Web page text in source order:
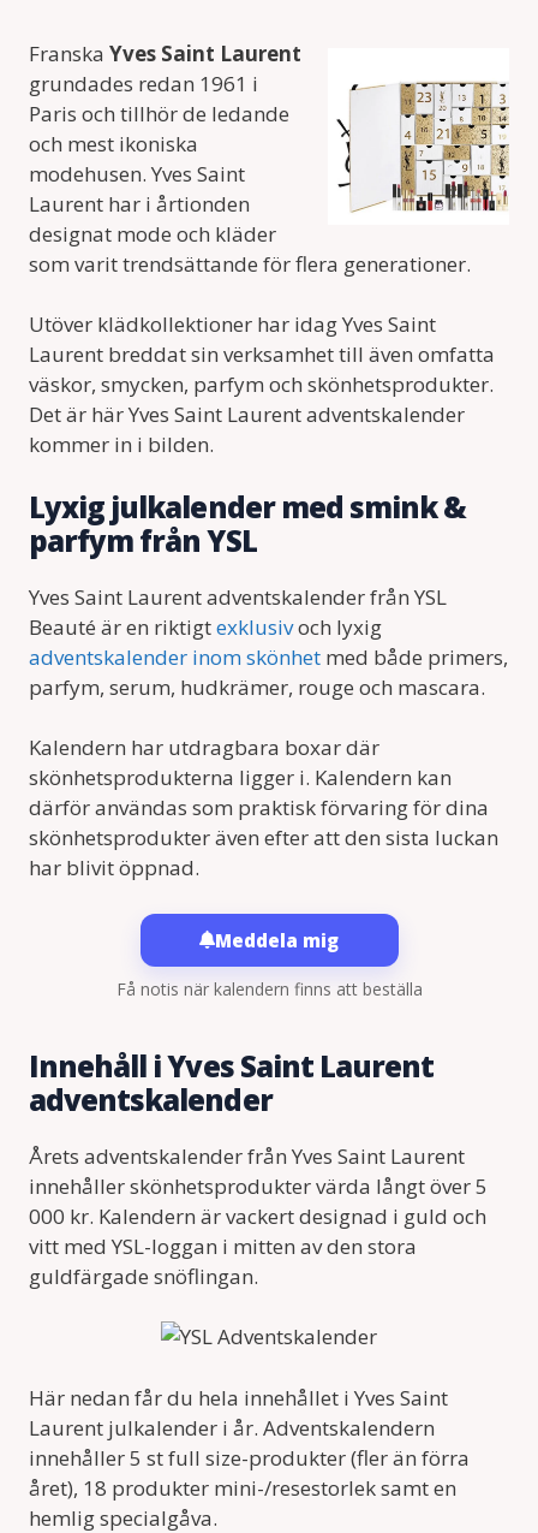
Franska Yves Saint Laurent
grundades redan 1961 i
Paris och tillhör de ledande
och mest ikoniska
modehusen. Yves Saint
Laurent har i årtionden
designat mode och kläder
som varit trendsättande för flera generationer.
Utöver klädkollektioner har idag Yves Saint
Laurent breddat sin verksamhet till även omfatta
väskor, smycken, parfym och skönhetsprodukter.
Det är här Yves Saint Laurent adventskalender
kommer in i bilden.
Lyxig julkalender med smink &
parfym från YSL
Yves Saint Laurent adventskalender från YSL
Beauté är en riktigtexklusivoch lyxig
adventskalender inom skönhet med både primers,
parfym, serum, hudkrämer, rouge och mascara.
Kalendern har utdragbara boxar där
skönhetsprodukterna ligger i. Kalendern kan
därför användas som praktisk förvaring för dina
skönhetsprodukter även efter att den sista luckan
har blivit öppnad.
Meddela mig
Få notis när kalendern finns att beställa
Innehåll i Yves Saint Laurent
adventskalender
Årets adventskalender från Yves Saint Laurent
innehåller skönhetsprodukter värda långt över 5
000 kr. Kalendern är vackert designad i guld och
vitt med YSL-loggan i mitten av den stora
guldfärgade snöflingan.
Här nedan får du hela innehållet i Yves Saint
Laurent julkalender i år. Adventskalendern
innehåller 5 st full size-produkter (fler än förra
året), 18 produkter mini-/resestorlek samt en
hemlig specialgåva.